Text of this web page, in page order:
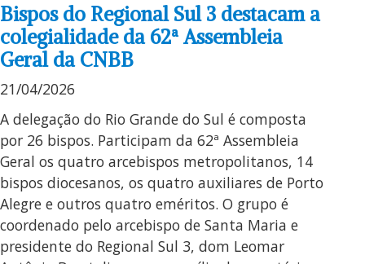
Bispos do Regional Sul 3 destacam a
colegialidade da 62ª Assembleia
Geral da CNBB
21/04/2026
A delegação do Rio Grande do Sul é composta
por 26 bispos. Participam da 62ª Assembleia
Geral os quatro arcebispos metropolitanos, 14
bispos diocesanos, os quatro auxiliares de Porto
Alegre e outros quatro eméritos. O grupo é
coordenado pelo arcebispo de Santa Maria e
presidente do Regional Sul 3, dom Leomar